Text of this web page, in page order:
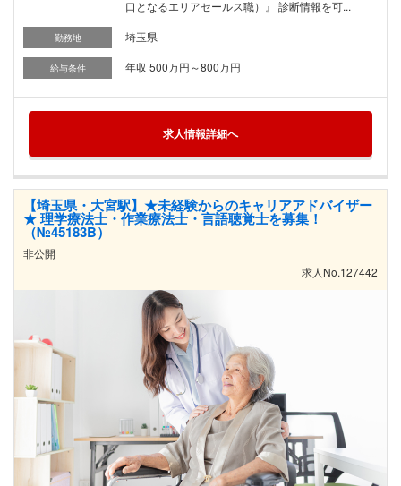
口となるエリアセールス職）』 診断情報を可...
勤務地 埼玉県
給与条件 年収 500万円～800万円
求人情報詳細へ
【埼玉県・大宮駅】★未経験からのキャリアアドバイザー
★ 理学療法士・作業療法士・言語聴覚士を募集！
（№45183B）
非公開
求人No.127442